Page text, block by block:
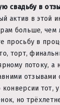
свадьбу в
актив в этой
больше, чем
просьбу в
торт,
потоку, а
отзывами
тот, у
но